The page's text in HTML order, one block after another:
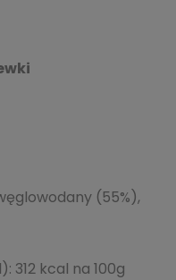
(55%),
kcal na 100g